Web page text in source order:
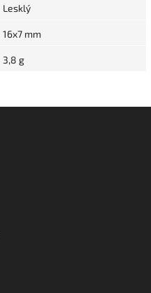
Lesklý
16x7 mm
3,8 g